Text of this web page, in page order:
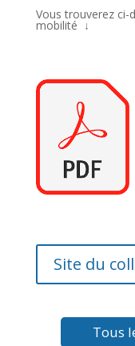
Vous trouverez ci-
mobilité ↓
Site du
Tous